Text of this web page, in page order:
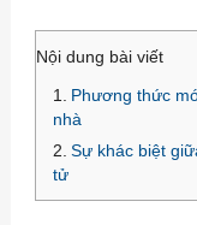
Nội dung bài viết
Phương thức
nhà
Sự khác biệt
tử